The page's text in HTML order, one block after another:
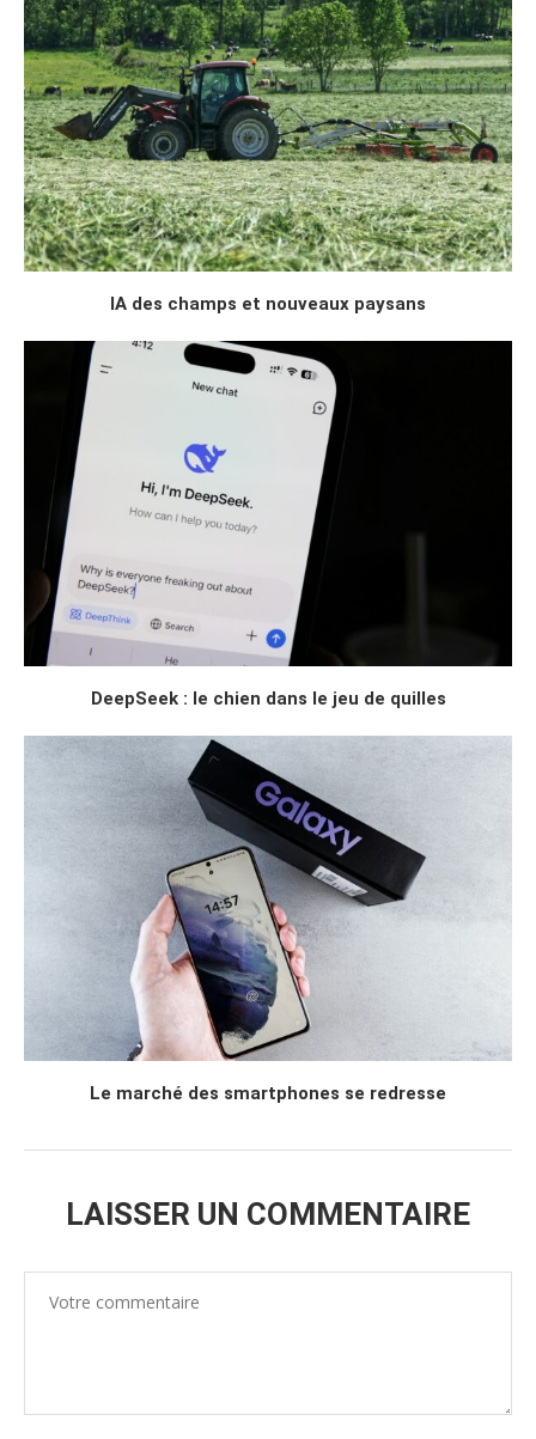
IA des champs et nouveaux paysans
DeepSeek : le chien dans le jeu de quilles
Le marché des smartphones se redresse
LAISSER UN COMMENTAIRE